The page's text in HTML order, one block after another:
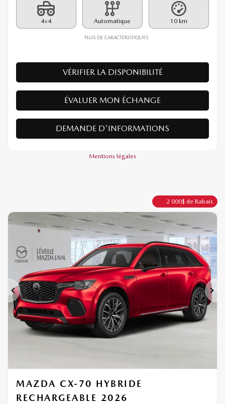
4×4 Automatique 10 km
PLUS DE CARACTÉRISTIQUES
VÉRIFIER LA DISPONIBILITÉ
ÉVALUER MON ÉCHANGE
DEMANDE D'INFORMATIONS
Mentions légales
2 000$ de Rabais
Précédent
MAZDA CX-70 HYBRIDE
RECHARGEABLE 2026